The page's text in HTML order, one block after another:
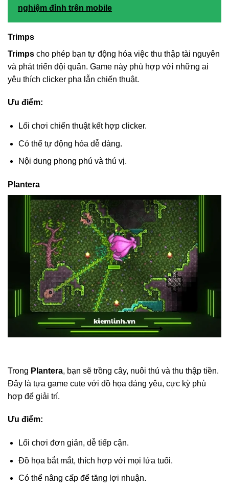
nghiệm đỉnh trên mobile
Trimps
Trimps cho phép bạn tự động hóa việc thu thập tài nguyên
và phát triển đội quân. Game này phù hợp với những ai
yêu thích clicker pha lẫn chiến thuật.
Ưu điểm:
Lối chơi chiến thuật kết hợp clicker.
Có thể tự động hóa dễ dàng.
Nội dung phong phú và thú vị.
Plantera
Trong Plantera, bạn sẽ trồng cây, nuôi thú và thu thập tiền.
Đây là tựa game cute với đồ họa đáng yêu, cực kỳ phù
hợp để giải trí.
Ưu điểm:
Lối chơi đơn giản, dễ tiếp cận.
Đồ họa bắt mắt, thích hợp với mọi lứa tuổi.
Có thể nâng cấp để tăng lợi nhuận.